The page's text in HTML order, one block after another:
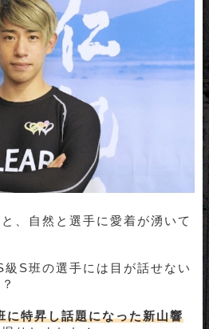
、自然と選手に愛着が湧いて
S班の選手には目が話せない
に特昇し話題になった新山響